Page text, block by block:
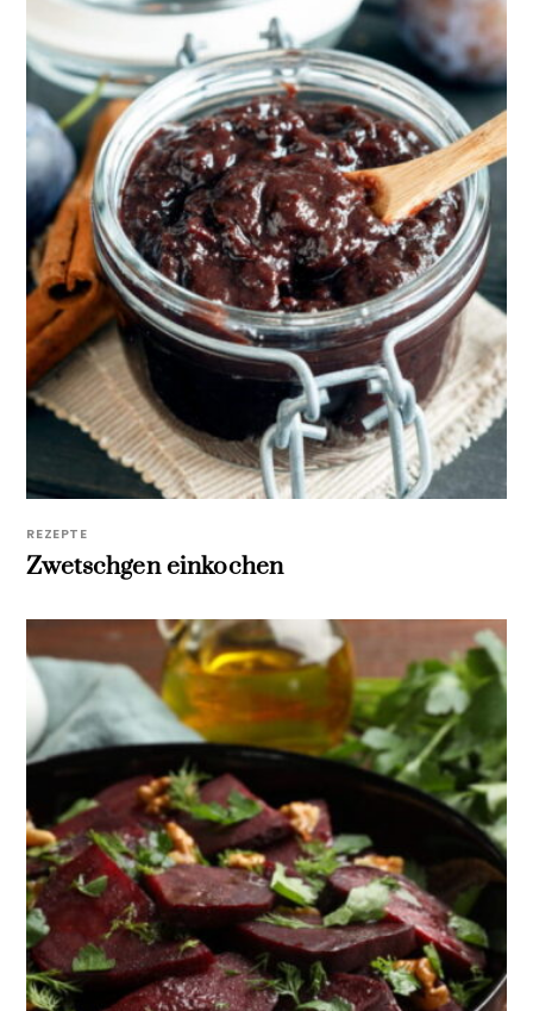
REZEPTE
Zwetschgen einkochen